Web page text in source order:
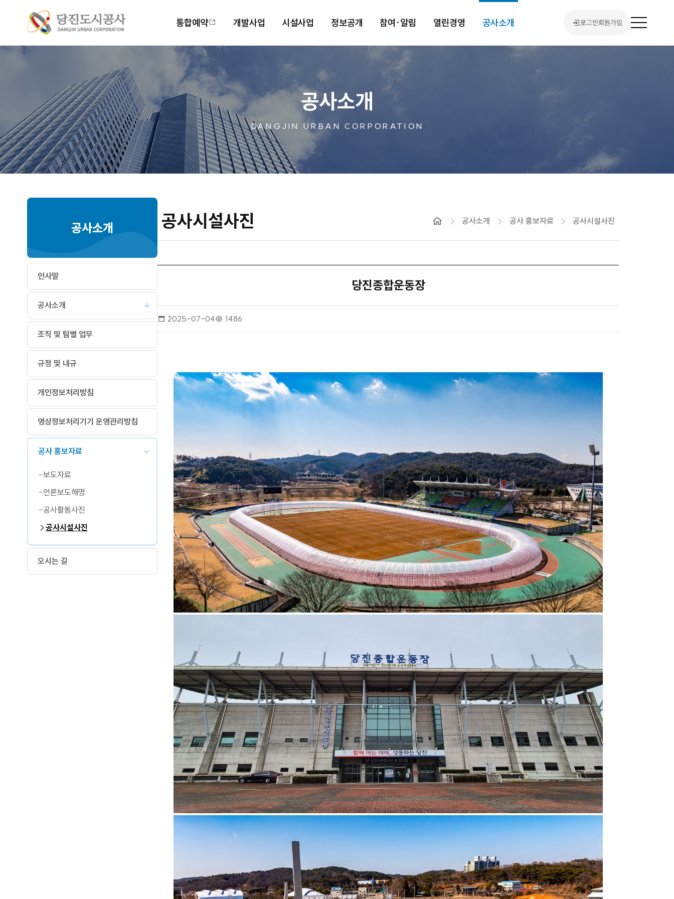
통합예약 개발사업 시설사업 정보공개 참여·알림 열린경영 공사소개 로그인회원가입
전
메
공사소개
DANGJIN URBAN CORPORATION
공사소개
인사말
공사소개
조직 및 팀별 업무
규정 및 내규
개인정보처리방침
영상정보처리기기 운영관리방침
공사 홍보자료
보도자료
언론보도해명
공사활동사진
공사시설사진
오시는 길
공사시설사진 공사소개 공사 홍보자료 공사시설사진
당진종합운동장
작
2025-07-04
조
1486